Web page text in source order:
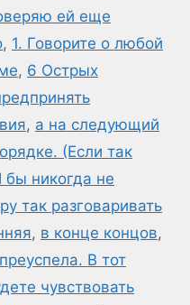
ей еще
, 1. Говорите о любой
, 6 Острых
, а на следующий
(Если так
бы никогда не
так разговаривать
, в конце концов,
В тот
чувствовать